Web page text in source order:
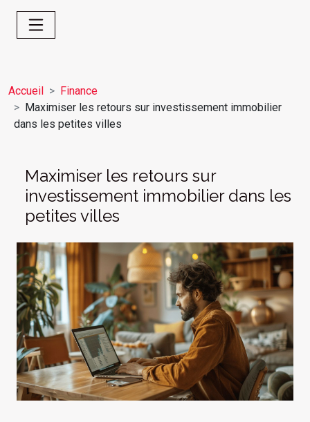
Accueil
Finance
Maximiser les retours sur investissement immobilier
dans les petites villes
Maximiser les retours sur
investissement immobilier dans les
petites villes